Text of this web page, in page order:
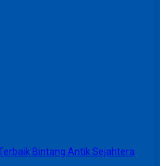
Bintang Antik Sejahtera